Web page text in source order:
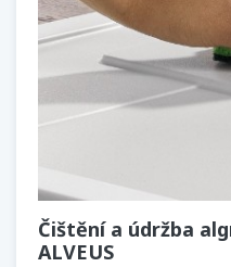
Čištění a údržba
ALVEUS